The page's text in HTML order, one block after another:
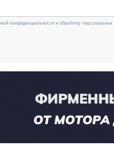
конфиденциальности и обработку